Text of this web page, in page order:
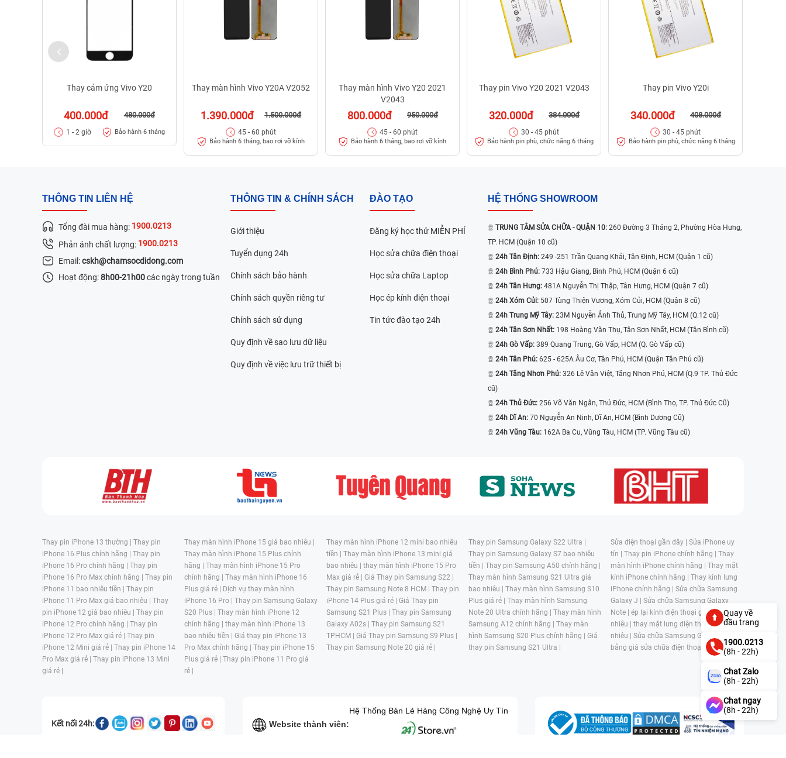
Thay cảm ứng Vivo Y20
400.000đ 480.000đ
1 - 2 giờ Bảo hành 6 tháng
Thay màn hình Vivo Y20A V2052
1.390.000đ 1.500.000đ
45 - 60 phút
Bảo hành 6 tháng, bao rơi vỡ kính
Thay màn hình Vivo Y20 2021
V2043
800.000đ 950.000đ
45 - 60 phút
Bảo hành 6 tháng, bao rơi vỡ kính
Thay pin Vivo Y20 2021 V2043
320.000đ 384.000đ
30 - 45 phút
Bảo hành pin phù, chức năng 6 tháng
Thay pin Vivo Y20i
340.000đ 408.000đ
30 - 45 phút
Bảo hành pin phù, chức năng 6 tháng
THÔNG TIN LIÊN HỆ
Tổng đài mua hàng: 1900.0213
Phản ánh chất lượng: 1900.0213
Email:cskh@chamsocdidong.com
Hoạt động:8h00-21h00các ngày trong tuần
THÔNG TIN & CHÍNH SÁCH
Giới thiệu
Tuyển dụng 24h
Chính sách bảo hành
Chính sách quyền riêng tư
Chính sách sử dụng
Quy định về sao lưu dữ liệu
Quy định về việc lưu trữ thiết bị
ĐÀO TẠO
Đăng ký học thử MIỄN PHÍ
Học sửa chữa điện thoại
Học sửa chữa Laptop
Học ép kính điện thoại
Tin tức đào tạo 24h
HỆ THỐNG SHOWROOM
TRUNG TÂM SỬA CHỮA - QUẬN 10: 260 Đường 3 Tháng 2, Phường Hòa Hưng,
TP. HCM (Quận 10 cũ)
24h Tân Định: 249 -251 Trần Quang Khải, Tân Định, HCM (Quận 1 cũ)
24h Bình Phú: 733 Hậu Giang, Bình Phú, HCM (Quận 6 cũ)
24h Tân Hưng: 481A Nguyễn Thị Thập, Tân Hưng, HCM (Quận 7 cũ)
24h Xóm Củi: 507 Tùng Thiện Vương, Xóm Củi, HCM (Quận 8 cũ)
24h Trung Mỹ Tây: 23M Nguyễn Ảnh Thủ, Trung Mỹ Tây, HCM (Q.12 cũ)
24h Tân Sơn Nhất: 198 Hoàng Văn Thụ, Tân Sơn Nhất, HCM (Tân Bình cũ)
24h Gò Vấp: 389 Quang Trung, Gò Vấp, HCM (Q. Gò Vấp cũ)
24h Tân Phú: 625 - 625A Âu Cơ, Tân Phú, HCM (Quận Tân Phú cũ)
24h Tăng Nhơn Phú: 326 Lê Văn Việt, Tăng Nhơn Phú, HCM (Q.9 TP. Thủ Đức
cũ)
24h Thủ Đức: 256 Võ Văn Ngân, Thủ Đức, HCM (Bình Thọ, TP. Thủ Đức Cũ)
24h Dĩ An: 70 Nguyễn An Ninh, Dĩ An, HCM (Bình Dương Cũ)
24h Vũng Tàu: 162A Ba Cu, Vũng Tàu, HCM (TP. Vũng Tàu cũ)
Thay pin iPhone 13 thường | Thay pin
iPhone 16 Plus chính hãng | Thay pin
iPhone 16 Pro chính hãng | Thay pin
iPhone 16 Pro Max chính hãng | Thay pin
iPhone 11 bao nhiêu tiền | Thay pin
iPhone 11 Pro Max giá bao nhiêu | Thay
pin iPhone 12 giá bao nhiêu | Thay pin
iPhone 12 Pro chính hãng | Thay pin
iPhone 12 Pro Max giá rẻ | Thay pin
iPhone 12 Mini giá rẻ | Thay pin iPhone 14
Pro Max giá rẻ | Thay pin iPhone 13 Mini
giá rẻ |
Thay màn hình iPhone 15 giá bao nhiêu |
Thay màn hình iPhone 15 Plus chính
hãng | Thay màn hình iPhone 15 Pro
chính hãng | Thay màn hình iPhone 16
Plus giá rẻ | Dịch vụ thay màn hình
iPhone 16 Pro | Thay pin Samsung Galaxy
S20 Plus | Thay màn hình iPhone 12
chính hãng | thay màn hình iPhone 13
bao nhiêu tiền | Giá thay pin iPhone 13
Pro Max chính hãng | Thay pin iPhone 15
Plus giá rẻ | Thay pin iPhone 11 Pro giá
rẻ |
Thay màn hình iPhone 12 mini bao nhiêu
tiền | Thay màn hình iPhone 13 mini giá
bao nhiêu | thay màn hình iPhone 15 Pro
Max giá rẻ | Giá Thay pin Samsung S22 |
Thay pin Samsung Note 8 HCM | Thay pin
iPhone 14 Plus giá rẻ | Giá Thay pin
Samsung S21 Plus | Thay pin Samsung
Galaxy A02s | Thay pin Samsung S21
TPHCM | Giá Thay pin Samsung S9 Plus |
Thay pin Samsung Note 20 giá rẻ |
Thay pin Samsung Galaxy S22 Ultra |
Thay pin Samsung Galaxy S7 bao nhiêu
tiền | Thay pin Samsung A50 chính hãng |
Thay màn hình Samsung S21 Ultra giá
bao nhiêu | Thay màn hình Samsung S10
Plus giá rẻ | Thay màn hình Samsung
Note 20 Ultra chính hãng | Thay màn hình
Samsung A12 chính hãng | Thay màn
hình Samsung S20 Plus chính hãng | Giá
thay pin Samsung S21 Ultra |
Sửa điện thoại gần đây | Sửa iPhone uy
tín | Thay pin iPhone chính hãng | Thay
màn hình iPhone chính hãng | Thay mặt
kính iPhone chính hãng | Thay kính lưng
iPhone chính hãng | Sửa chữa Samsung
Galaxy J | Sửa chữa Samsung Galaxy
Note | ép lại kính điện thoại giá bao
nhiêu | thay mặt lưng điện thoại giá bao
nhiêu | Sửa chữa Samsung Galaxy S |
bảng giá sửa chữa điện thoại samsung |
Kết nối 24h: Website thành viên:
Hệ Thống Bán Lẻ Hàng Công Nghệ Uy Tín
Quay về
đầu trang
1900.0213
(8h - 22h)
Chat Zalo
(8h - 22h)
Chat ngay
(8h - 22h)